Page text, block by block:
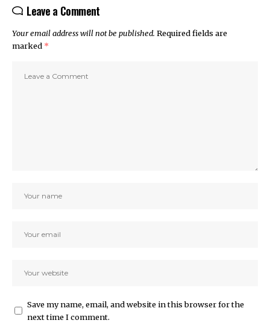
Leave a Comment
Your email address will not be published. Required fields are
marked *
Save my name, email, and website in this browser for the
next time I comment.